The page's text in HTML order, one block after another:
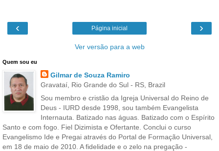
‹ ›
Página inicial
Ver versão para a web
Quem sou eu
Gilmar de Souza Ramiro
Gravataí, Rio Grande do Sul - RS, Brazil
Sou membro e cristão da Igreja Universal do Reino de
Deus - IURD desde 1998, sou também Evangelista
Internauta. Batizado nas águas. Batizado com o Espírito
Santo e com fogo. Fiel Dizimista e Ofertante. Conclui o curso
Evangelismo Ide e Pregai através do Portal de Formação Universal,
em 18 de maio de 2010. A fidelidade e o zelo na pregação -